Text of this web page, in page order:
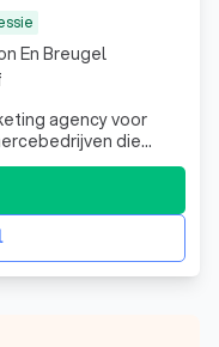
agency voor
die
Google Premier
met Google
meer omzet,
te reali
En Breugel